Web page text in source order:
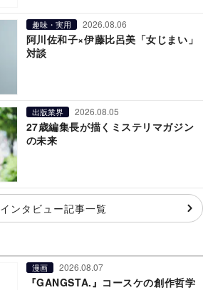
趣味・実用 2026.08.06
阿川佐和子×伊藤比呂美「女じまい」
対談
出版業界 2026.08.05
27歳編集長が描くミステリマガジン
の未来
インタビュー記事一覧
漫画 2026.08.07
『GANGSTA.』コースケの創作哲学